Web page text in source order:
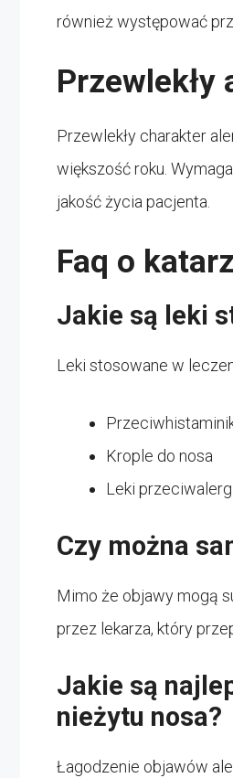
również występować
Przewlekły charakter
większość roku.
jakość życia pacjenta.
Faq o
Jakie są leki
Leki stosowane w
Krople do nosa
Leki
Czy można
Mimo że objawy mogą
przez lekarza, który
Jakie są
nieżytu nosa?
Łagodzenie objawów